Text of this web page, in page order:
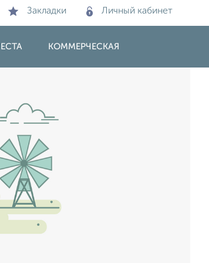
Закладки Личный кабинет
КОММЕРЧЕСКАЯ